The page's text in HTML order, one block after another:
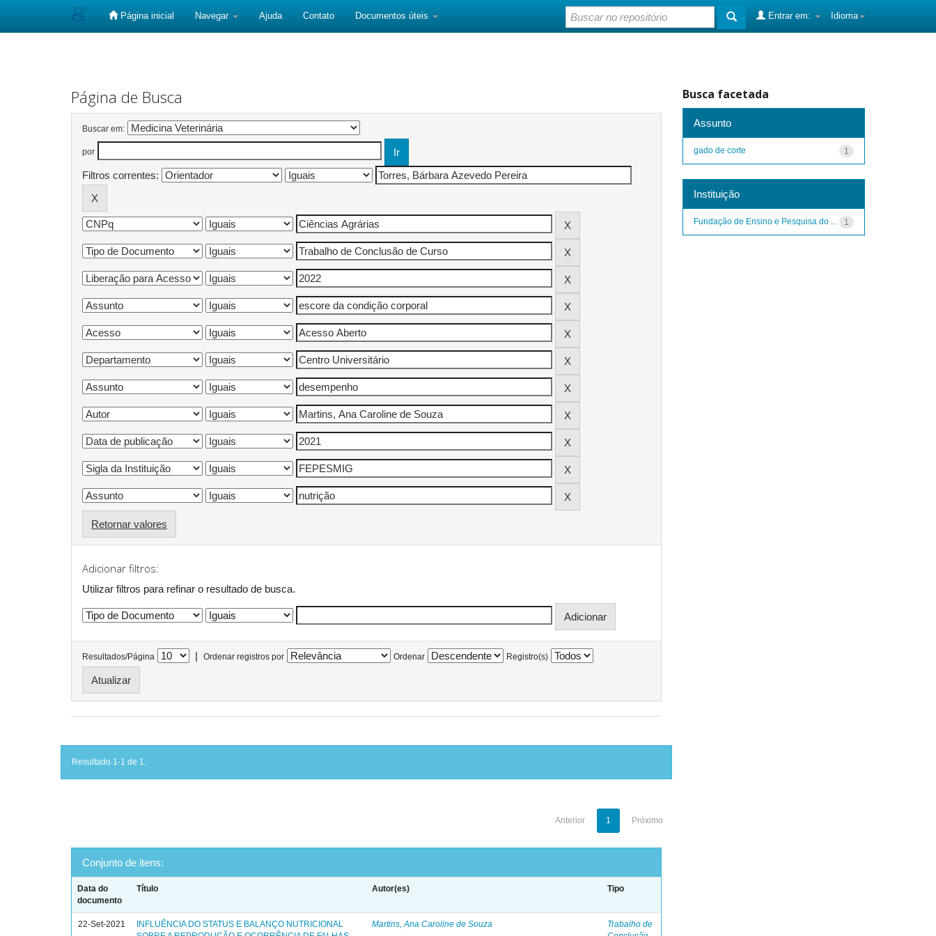
Página inicial Navegar Ajuda Contato Documentos úteis Idioma
Entrar em:
Página de Busca
Buscar em:
por
Filtros correntes:
Retornar valores
Adicionar filtros:
Utilizar filtros para refinar o resultado de busca.
Resultados/Página | Ordenar registros por Ordenar Registro(s)
Resultado 1-1 de 1.
Anterior 1 Próximo
Conjunto de itens:
Data do
documento
Título Autor(es) Tipo
22-Set-2021
INFLUÊNCIA DO STATUS E BALANÇO NUTRICIONAL
Martins, Ana Caroline de Souza
Trabalho de
Busca facetada
Assunto
1
gado de corte
Instituição
1
Fundação de Ensino e Pesquisa do ...